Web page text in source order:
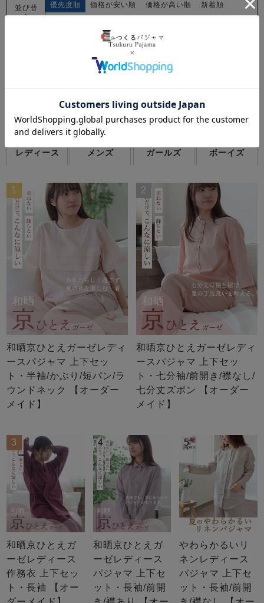
並び替
え
優先度順 価格が安い順 価格が高い順
新着順
季節のパジャマランキング
-Season Pajamas Ranking-
レディース メンズ ガールズ ボーイズ
1
和晒京ひとえガーゼレディ
ースパジャマ 上下セッ
ト・半袖/かぶり/短パン/ラ
ウンドネック 【オーダー
メイド】
2
和晒京ひとえガーゼレディ
ースパジャマ 上下セッ
ト・七分袖/前開き/襟なし/
七分丈ズボン 【オーダー
メイド】
3
和晒京ひとえガ
ーゼレディース
作務衣 上下セッ
ト・長袖 【オー
4
和晒京ひとえガ
ーゼレディース
パジャマ 上下セ
ット・長袖/前開
5
やわらかるいリ
ネンレディース
パジャマ 上下セ
ット・長袖/前開